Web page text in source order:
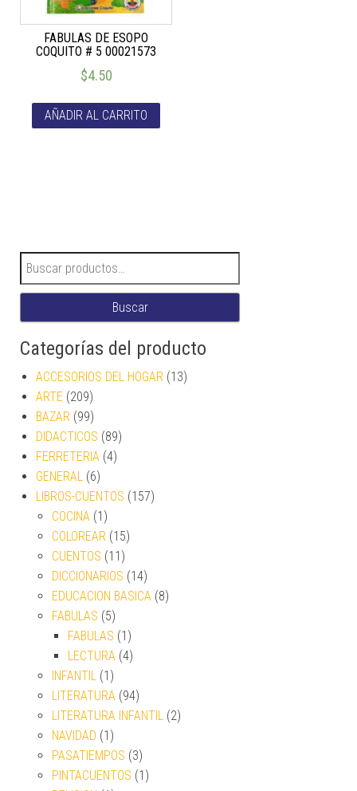
FABULAS DE ESOPO
COQUITO # 5 00021573
$4.50
AÑADIR AL CARRITO
Buscar por:
Buscar
Categorías del producto
ACCESORIOS DEL HOGAR (13)
ARTE (209)
BAZAR (99)
DIDACTICOS (89)
FERRETERIA (4)
GENERAL (6)
LIBROS-CUENTOS (157)
COCINA (1)
COLOREAR (15)
CUENTOS (11)
DICCIONARIOS (14)
EDUCACION BASICA (8)
FABULAS (5)
FABULAS (1)
LECTURA (4)
INFANTIL (1)
LITERATURA (94)
LITERATURA INFANTIL (2)
NAVIDAD (1)
PASATIEMPOS (3)
PINTACUENTOS (1)